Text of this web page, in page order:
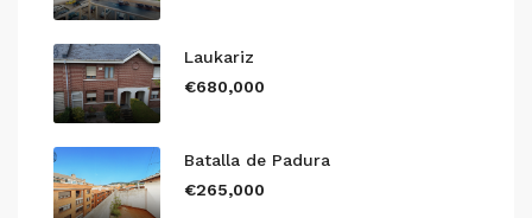
Laukariz
€680,000
Batalla de Padura
€265,000